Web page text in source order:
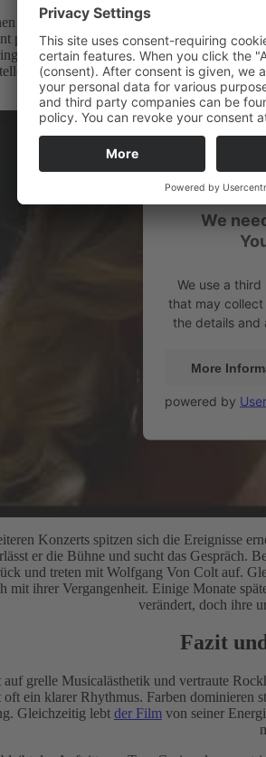
beide ihre Enttäuschung über den
parallel, dass seine neue Rolle nicht zu
sie ihr zurück. Dieses Geschenk löst
Auch Stacee beginnt, seine
We
We use a
that may
the details and
More
powered by
Konzerts spitzen sich die Ereignisse
er die Bühne und sucht das Gespräch.
und treten mit Wolfgang Von Colt auf.
mit ihrer Vergangenheit. Einige Monate
verändert, doch ihre
Fazit
grelle Musicalästhetik und vertraute
ein klarer Rhythmus. Farben dominieren
Gleichzeitig lebt der Film von seiner